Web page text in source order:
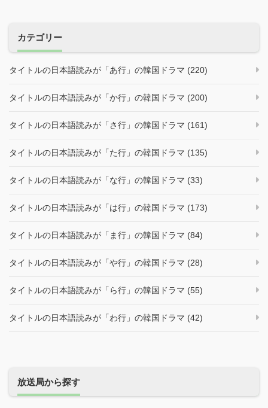
カテゴリー
タイトルの日本語読みが「あ行」の韓国ドラマ (220)
タイトルの日本語読みが「か行」の韓国ドラマ (200)
タイトルの日本語読みが「さ行」の韓国ドラマ (161)
タイトルの日本語読みが「た行」の韓国ドラマ (135)
タイトルの日本語読みが「な行」の韓国ドラマ (33)
タイトルの日本語読みが「は行」の韓国ドラマ (173)
タイトルの日本語読みが「ま行」の韓国ドラマ (84)
タイトルの日本語読みが「や行」の韓国ドラマ (28)
タイトルの日本語読みが「ら行」の韓国ドラマ (55)
タイトルの日本語読みが「わ行」の韓国ドラマ (42)
放送局から探す